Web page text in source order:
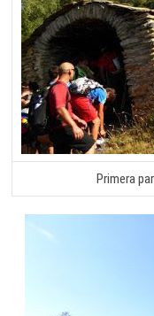
Primera